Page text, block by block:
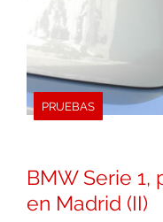
PRUEBAS
BMW Serie
en Madrid (II)